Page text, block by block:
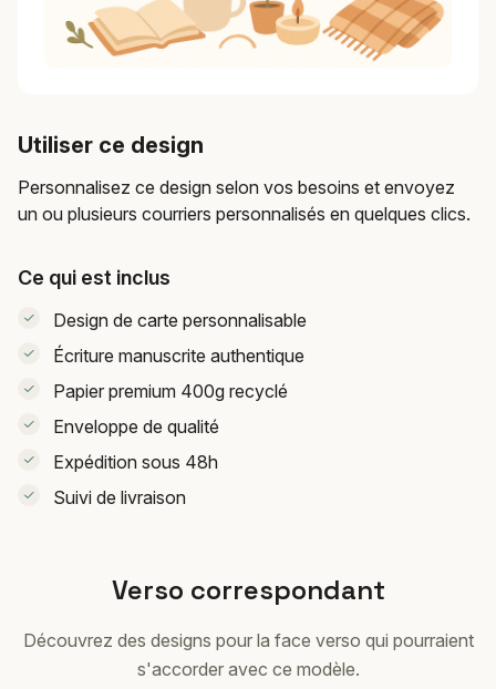
Utiliser ce design
Personnalisez ce design selon vos besoins et envoyez
un ou plusieurs courriers personnalisés en quelques clics.
Ce qui est inclus
Design de carte personnalisable
Écriture manuscrite authentique
Papier premium 400g recyclé
Enveloppe de qualité
Expédition sous 48h
Suivi de livraison
Verso correspondant
Découvrez des designs pour la face verso qui pourraient
s'accorder avec ce modèle.